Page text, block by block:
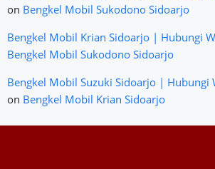
on Bengkel Mobil Sukodono Sidoarjo
Bengkel Mobil Krian Sidoarjo | Hubungi
Bengkel Mobil Sukodono Sidoarjo
Bengkel Mobil Suzuki Sidoarjo | Hubungi
on Bengkel Mobil Krian Sidoarjo